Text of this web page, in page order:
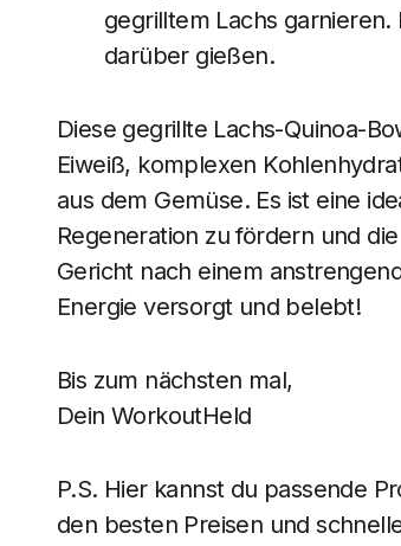
gegrilltem Lachs
darüber gießen.
Diese gegrillte Lachs-Quinoa-
Eiweiß, komplexen
aus dem Gemüse. Es ist eine
Regeneration zu fördern und
Gericht nach einem
Energie versorgt und belebt!
Bis zum nächsten mal,
Dein WorkoutHeld
P.S. Hier kannst du passende
den besten Preisen und